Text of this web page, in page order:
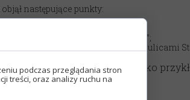
następujące punkty:
– zajęcia w Muzeum „Fotografiska”;
sztuka architektoniczna – spacer ulicami
powietrzu “Sztuka uliczna jako
w Muzeum Marcepanu.
podczas przeglądania stron
treści, oraz analizy ruchu na